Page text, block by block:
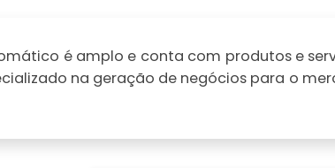
é amplo e conta com produtos e
na geração de negócios para o